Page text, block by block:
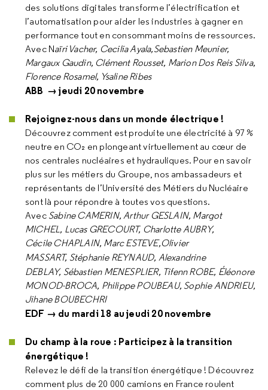
des solutions digitales transforme l’électrification et
l’automatisation pour aider les industries à gagner en
performance tout en consommant moins de ressources.
Avec Naïri Vacher, Cecilia Ayala,Sebastien Meunier,
Margaux Gaudin, Clément Rousset, Marion Dos Reis Silva,
Florence Rosamel, Ysaline Ribes
ABB → jeudi 20 novembre
Rejoignez-nous dans un monde électrique !
Découvrez comment est produite une électricité à 97 %
neutre en CO₂ en plongeant virtuellement au cœur de
nos centrales nucléaires et hydrauliques. Pour en savoir
plus sur les métiers du Groupe, nos ambassadeurs et
représentants de l’Université des Métiers du Nucléaire
sont là pour répondre à toutes vos questions.
Avec Sabine CAMERIN, Arthur GESLAIN, Margot
MICHEL, Lucas GRECOURT, Charlotte AUBRY,
Cécile CHAPLAIN, Marc ESTEVE,Olivier
MASSART, Stéphanie REYNAUD, Alexandrine
DEBLAY, Sébastien MENESPLIER, Tifenn ROBE, Éléonore
MONOD-BROCA, Philippe POUBEAU, Sophie ANDRIEU,
Jihane BOUBECHRI
EDF → du mardi 18 au jeudi 20 novembre
Du champ à la roue : Participez à la transition
énergétique !
Relevez le défi de la transition énergétique ! Découvrez
comment plus de 20 000 camions en France roulent